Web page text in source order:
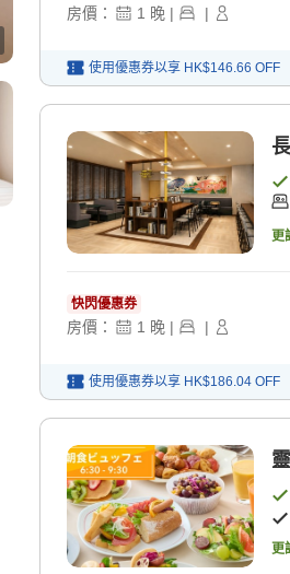
房價： 1 晚 | |
使用優惠券以享 HK$146.66 OFF
更
快閃優惠券
房價： 1 晚 | |
使用優惠券以享 HK$186.04 OFF
更